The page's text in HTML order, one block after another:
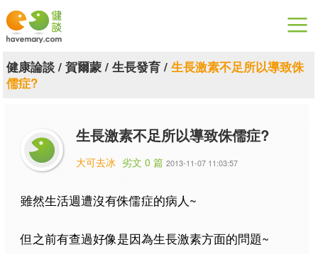
漫漫健康
關於健談
聯絡我們
健康論談/賀爾蒙/ 生長發育/ 生長激素不足所以導致侏
儒症?
生長激素不足所以導致侏儒症?
大可去冰 劣文 0 篇 2013-11-07 11:03:57
雖然生活週遭沒有侏儒症的病人~
但之前有查過好像是因為生長激素方面的問題~